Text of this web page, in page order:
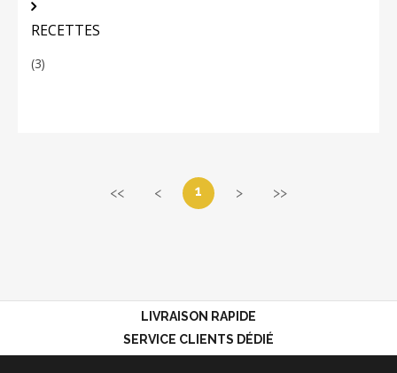
RECETTES
(3)
<< < 1 > >>
LIVRAISON RAPIDE
SERVICE CLIENTS DÉDIÉ